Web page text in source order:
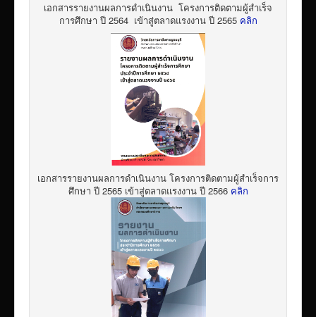
เอกสารรายงานผลการดำเนินงาน โครงการติดตามผู้สำเร็จ
การศึกษา ปี 2564 เข้าสู่ตลาดแรงงาน ปี 2565 คลิก
เอกสารรายงานผลการดำเนินงาน โครงการติดตามผู้สำเร็จการ
ศึกษา ปี 2565 เข้าสู่ตลาดแรงงาน ปี 2566 คลิก